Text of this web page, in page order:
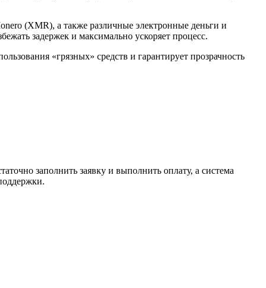
(XMR), а также различные электронные деньги и
задержек и максимально ускоряет процесс.
«грязных» средств и гарантирует прозрачность
заполнить заявку и выполнить оплату, а система